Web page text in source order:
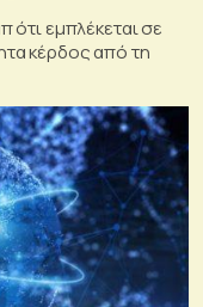
ότι εμπλέκεται σε
κέρδος από τη